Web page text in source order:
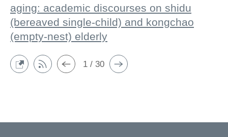
aging: academic discourses on shidu
(bereaved single-child) and kongchao
(empty-nest) elderly
1 / 30